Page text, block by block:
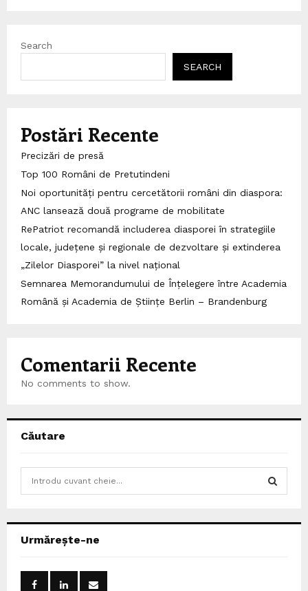
Search
SEARCH
Postări Recente
Precizări de presă
Top 100 Români de Pretutindeni
Noi oportunități pentru cercetătorii români din diaspora:
ANC lansează două programe de mobilitate
RePatriot recomandă includerea diasporei în strategiile
locale, județene și regionale de dezvoltare și extinderea
„Zilelor Diasporei” la nivel național
Semnarea Memorandumului de Înțelegere între Academia
Română și Academia de Științe Berlin – Brandenburg
Comentarii Recente
No comments to show.
Căutare
h
Urmărește-ne